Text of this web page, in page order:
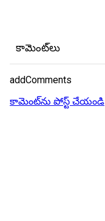
కామెంట్‌లు
addComments
కామెంట్‌ను పోస్ట్ చేయండి